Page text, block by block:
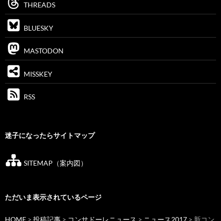
THREADS
BLUESKY
MASTODON
MISSKEY
RSS
迷子になったらサイトマップ
SITEMAP（案内図）
ただいま表示されているページ
HOME > 投稿記事 > コンサドーレニュース > ニュース2017 > 新コン